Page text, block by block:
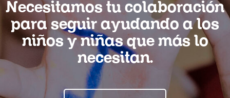
Necesitamos tu colaboración
para seguir ayudando a los
niños y niñas que más lo
necesitan.